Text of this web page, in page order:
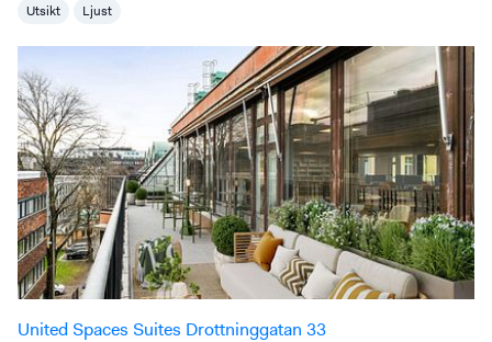
Utsikt Ljust
United Spaces Suites Drottninggatan 33